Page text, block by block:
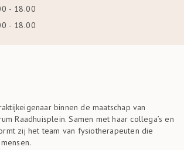
- 18.00
- 18.00
binnen de maatschap van
Raadhuisplein. Samen met haar collega’s en
zij het team van fysiotherapeuten die